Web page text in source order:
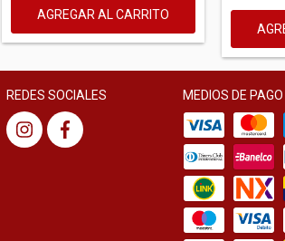
AGREGAR AL CARRITO
REDES SOCIALES MEDIOS DE PAGO